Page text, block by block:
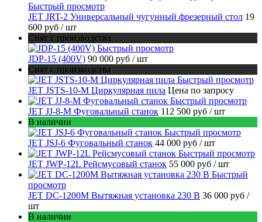
Быстрый просмотр
JET JRT-2 Универсальный чугунный фрезерный стол 19
600 руб / шт
Снят с производства
Быстрый просмотр
JDP-15 (400V) 90 000 руб / шт
Снят с производства
Быстрый просмотр
JET JSTS-10-M Циркулярная пила Цена по запросу
Быстрый просмотр
JET JJ-8-M Фуговальный станок 112 500 руб / шт
В наличии
Быстрый просмотр
JET JSJ-6 Фуговальный станок 44 000 руб / шт
Быстрый просмотр
JET JWP-12L Рейсмусовый станок 55 000 руб / шт
Быстрый
просмотр
JET DC-1200M Вытяжная установка 230 В 36 000 руб /
шт
В наличии